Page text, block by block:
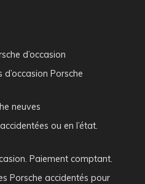
d’occasion
Porsche
neuves
ou en l’état.
Paiement comptant.
Porsche accidentés pour